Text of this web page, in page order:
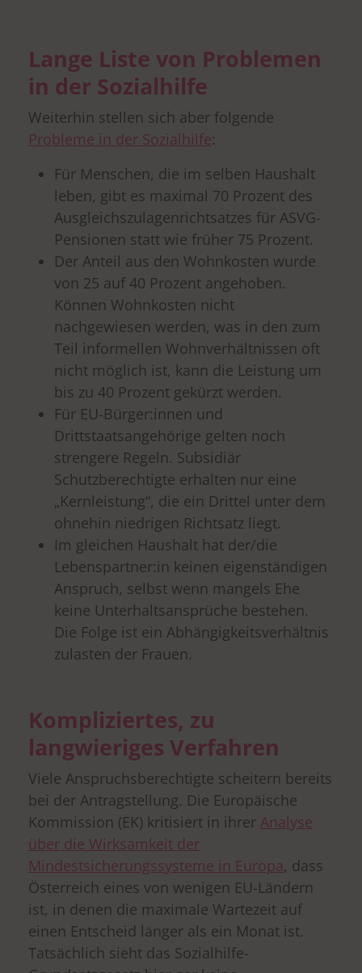
Lange Liste von Problemen
in der Sozialhilfe
Weiterhin stellen sich aber folgende
Probleme in der Sozialhilfe:
Für Menschen, die im selben Haushalt
leben, gibt es maximal 70 Prozent des
Ausgleichszulagenrichtsatzes für ASVG-
Pensionen statt wie früher 75 Prozent.
Der Anteil aus den Wohnkosten wurde
von 25 auf 40 Prozent angehoben.
Können Wohnkosten nicht
nachgewiesen werden, was in den zum
Teil informellen Wohnverhältnissen oft
nicht möglich ist, kann die Leistung um
bis zu 40 Prozent gekürzt werden.
Für EU-Bürger:innen und
Drittstaatsangehörige gelten noch
strengere Regeln. Subsidiär
Schutzberechtigte erhalten nur eine
„Kernleistung“, die ein Drittel unter dem
ohnehin niedrigen Richtsatz liegt.
Im gleichen Haushalt hat der/die
Lebenspartner:in keinen eigenständigen
Anspruch, selbst wenn mangels Ehe
keine Unterhaltsansprüche bestehen.
Die Folge ist ein Abhängigkeitsverhältnis
zulasten der Frauen.
Kompliziertes, zu
langwieriges Verfahren
Viele Anspruchsberechtigte scheitern bereits
bei der Antragstellung. Die Europäische
Kommission (EK) kritisiert in ihrer Analyse
über die Wirksamkeit der
Mindestsicherungssysteme in Europa, dass
Österreich eines von wenigen EU-Ländern
ist, in denen die maximale Wartezeit auf
einen Entscheid länger als ein Monat ist.
Tatsächlich sieht das Sozialhilfe-